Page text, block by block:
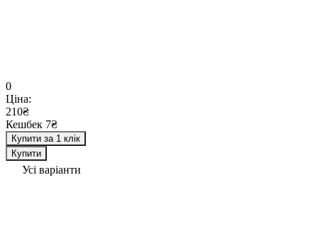
0
Ціна:
210₴
Кешбек 7₴
Купити за 1 клік
Купити
Усі варіанти